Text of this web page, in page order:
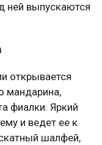
ней выпускаются
открывается
мандарина,
фиалки. Яркий
и ведет ее к
шалфей,